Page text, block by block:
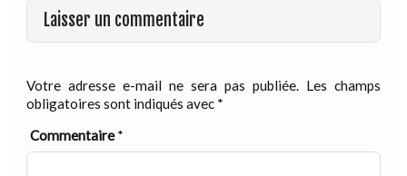
Laisser un commentaire
Votre adresse e-mail ne sera pas publiée. Les champs
obligatoires sont indiqués avec *
Commentaire*